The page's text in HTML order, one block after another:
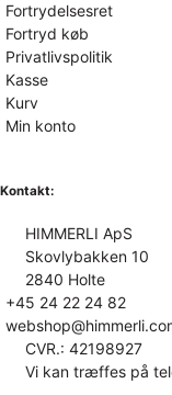
Fortrydelsesret
Fortryd køb
Privatlivspolitik
Kasse
Kurv
Min konto
Kontakt:
HIMMERLI ApS
Skovlybakken 10
2840 Holte
+45 24 22 24 82
CVR.: 42198927
Vi kan træffes på